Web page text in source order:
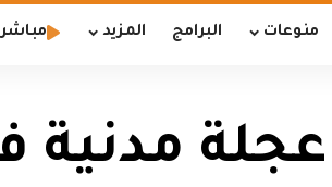
منوعات البرامج المزيد مباشر
مدنية